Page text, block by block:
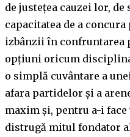
de justețea cauzei lor,
capacitatea de a
izbânzii în confruntarea
opțiuni oricum
o simplă cuvântare a
afara partidelor și a
maxim și, pentru a-i face
distrugă mitul fondator